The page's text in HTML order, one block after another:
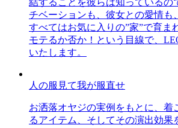
チベーションも、彼女との愛情も
すべてはお気に入りの”家”で育ま
モテるか否か！という目線で、
いたします。
人の服見て我が服直せ
お洒落オヤジの実例をもとに、着
るアイテム、そしてその演出効果